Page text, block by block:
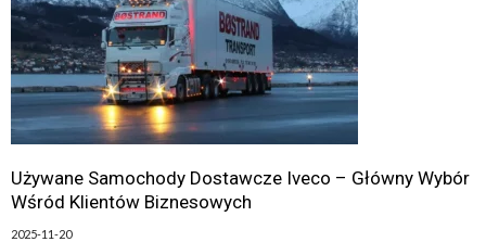
Używane Samochody Dostawcze Iveco – Główny Wybór
Wśród Klientów Biznesowych
2025-11-20